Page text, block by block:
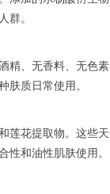
群。
精、无香料、无色
肤质日常使用。
花提取物。这些
性和油性肌肤使用。